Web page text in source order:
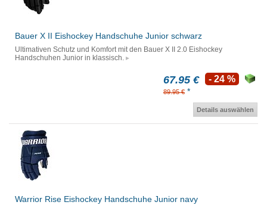
Bauer X II Eishockey Handschuhe Junior schwarz
Ultimativen Schutz und Komfort mit den Bauer X II 2.0 Eishockey
Handschuhen Junior in klassisch.
67.95 €
89.95 € *
- 24 %
Details auswählen
Warrior Rise Eishockey Handschuhe Junior navy